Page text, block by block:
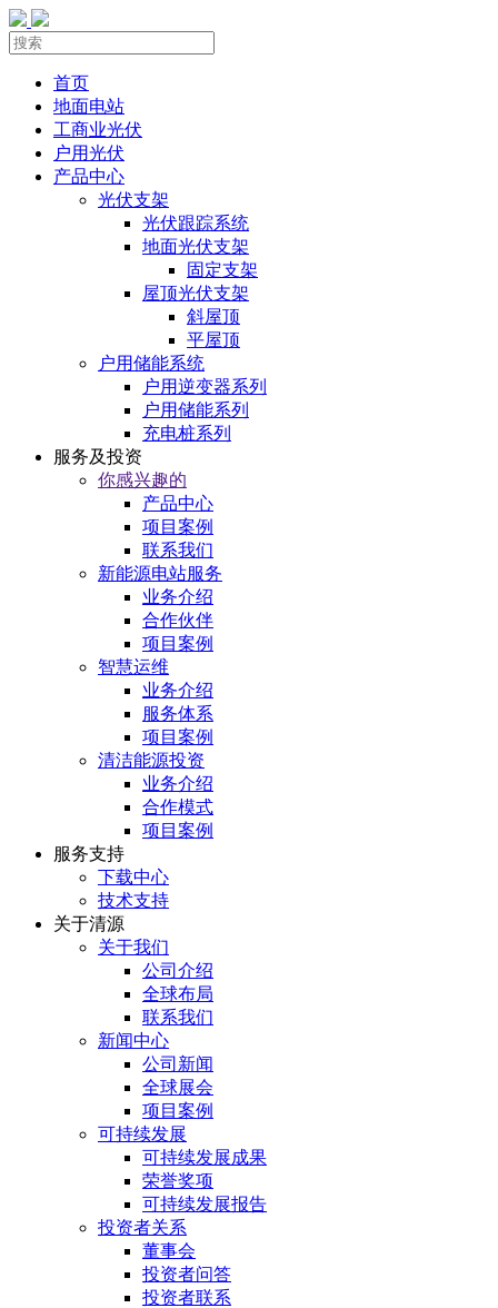
首页
地面电站
工商业光伏
户用光伏
产品中心
光伏支架
光伏跟踪系统
地面光伏支架
固定支架
屋顶光伏支架
斜屋顶
平屋顶
户用储能系统
户用逆变器系列
户用储能系列
充电桩系列
服务及投资
你感兴趣的
产品中心
项目案例
联系我们
新能源电站服务
业务介绍
合作伙伴
项目案例
智慧运维
业务介绍
服务体系
项目案例
清洁能源投资
业务介绍
合作模式
项目案例
服务⽀持
下载中心
技术支持
关于清源
关于我们
公司介绍
全球布局
联系我们
新闻中心
公司新闻
全球展会
项目案例
可持续发展
可持续发展成果
荣誉奖项
可持续发展报告
投资者关系
董事会
投资者问答
投资者联系